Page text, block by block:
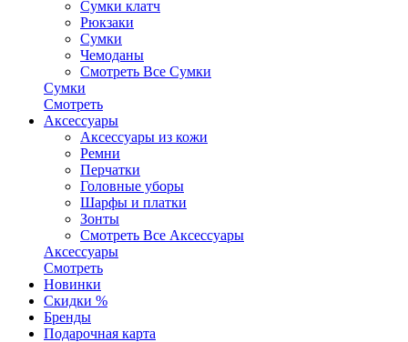
Сумки клатч
Рюкзаки
Сумки
Чемоданы
Смотреть Все Сумки
Сумки
Смотреть
Аксессуары
Аксессуары из кожи
Ремни
Перчатки
Головные уборы
Шарфы и платки
Зонты
Смотреть Все Аксессуары
Аксессуары
Смотреть
Новинки
Скидки %
Бренды
Подарочная карта